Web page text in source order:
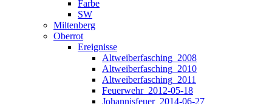
Farbe
SW
Miltenberg
Oberrot
Ereignisse
Altweiberfasching_2008
Altweiberfasching_2010
Altweiberfasching_2011
Feuerwehr_2012-05-18
Johannisfeuer_2014-06-27